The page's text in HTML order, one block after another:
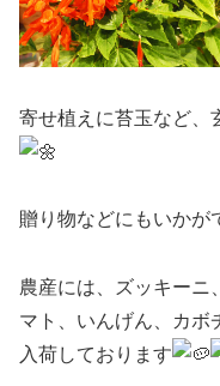
寄せ植えに苔玉など、
贈り物などにもいかが
農産には、ズッキーニ
マト、いんげん、カボ
入荷しております